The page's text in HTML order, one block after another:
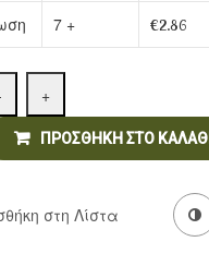
7 + €2.86
+
ΠΡΟΣΘΉΚΗ ΣΤΟ ΚΑΛΆΘΙ
στη Λίστα